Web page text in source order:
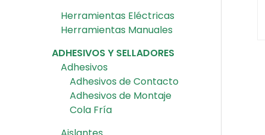
Herramientas Eléctricas
Herramientas Manuales
ADHESIVOS Y SELLADORES
Adhesivos
Adhesivos de Contacto
Adhesivos de Montaje
Cola Fría